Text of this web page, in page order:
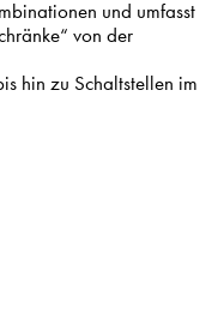
und umfasst
von der
hin zu Schaltstellen im